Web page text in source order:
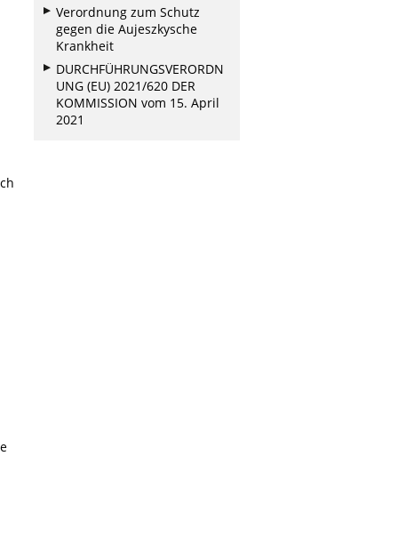
Verordnung zum Schutz
gegen die Aujeszkysche
Krankheit
DURCHFÜHRUNGSVERORDN
UNG (EU) 2021/620 DER
KOMMISSION vom 15. April
2021